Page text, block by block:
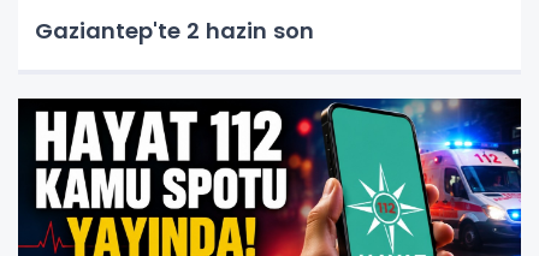
Gaziantep'te 2 hazin son